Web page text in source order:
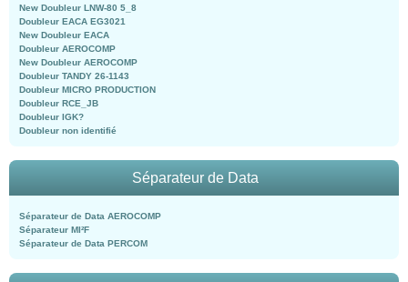
New Doubleur LNW-80 5_8
Doubleur EACA EG3021
New Doubleur EACA
Doubleur AEROCOMP
New Doubleur AEROCOMP
Doubleur TANDY 26-1143
Doubleur MICRO PRODUCTION
Doubleur RCE_JB
Doubleur IGK?
Doubleur non identifié
Séparateur de Data
Séparateur de Data AEROCOMP
Séparateur MI²F
Séparateur de Data PERCOM